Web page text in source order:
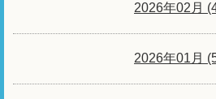
2026年02月
2026年01月